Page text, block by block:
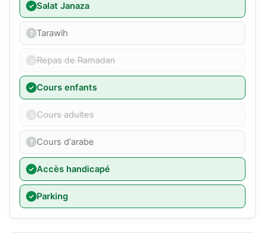
Salat Janaza
Tarawih
Repas de Ramadan
Cours enfants
Cours adultes
Cours d'arabe
Accès handicapé
Parking